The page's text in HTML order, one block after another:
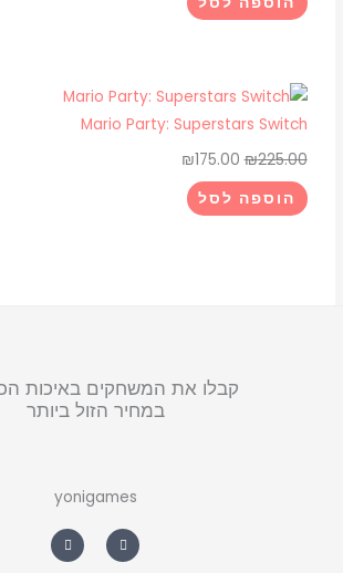
Mario Party: Superstars Switch
₪225.00
₪175.00
הוספה לסל
קבלו את המשחקים באיכות
במחיר הזול ביותר
yonigames
a
c
e
h
a
t